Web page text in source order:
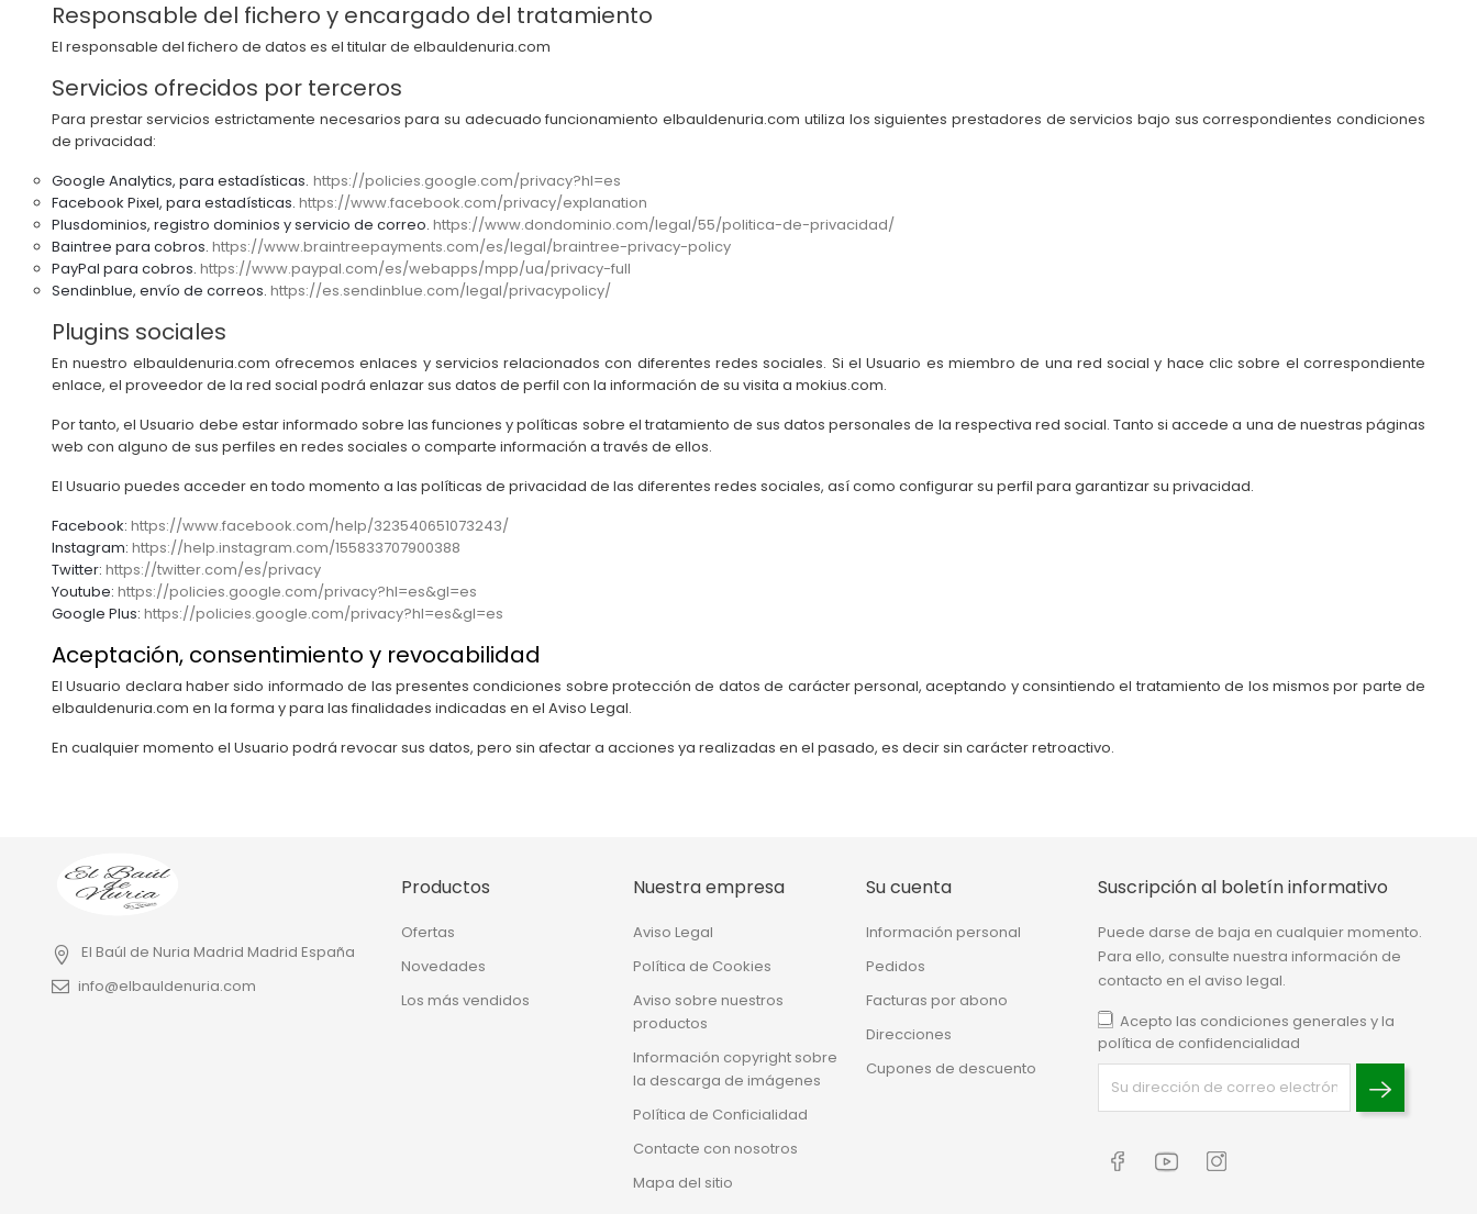
Responsable del fichero y encargado del tratamiento
El responsable del fichero de datos es el titular de elbauldenuria.com
Servicios ofrecidos por terceros
Para prestar servicios estrictamente necesarios para su adecuado funcionamiento elbauldenuria.com utiliza los siguientes prestadores de servicios bajo sus correspondientes condiciones
de privacidad:
Google Analytics, para estadísticas. https://policies.google.com/privacy?hl=es
Facebook Pixel, para estadísticas. https://www.facebook.com/privacy/explanation
Plusdominios, registro dominios y servicio de correo. https://www.dondominio.com/legal/55/politica-de-privacidad/
Baintree para cobros. https://www.braintreepayments.com/es/legal/braintree-privacy-policy
PayPal para cobros. https://www.paypal.com/es/webapps/mpp/ua/privacy-full
Sendinblue, envío de correos. https://es.sendinblue.com/legal/privacypolicy/
Plugins sociales
En nuestro elbauldenuria.com ofrecemos enlaces y servicios relacionados con diferentes redes sociales. Si el Usuario es miembro de una red social y hace clic sobre el correspondiente
enlace, el proveedor de la red social podrá enlazar sus datos de perfil con la información de su visita a mokius.com.
Por tanto, el Usuario debe estar informado sobre las funciones y políticas sobre el tratamiento de sus datos personales de la respectiva red social. Tanto si accede a una de nuestras páginas
web con alguno de sus perfiles en redes sociales o comparte información a través de ellos.
El Usuario puedes acceder en todo momento a las políticas de privacidad de las diferentes redes sociales, así como configurar su perfil para garantizar su privacidad.
Facebook: https://www.facebook.com/help/323540651073243/
Instagram: https://help.instagram.com/155833707900388
Twitter: https://twitter.com/es/privacy
Youtube: https://policies.google.com/privacy?hl=es&gl=es
Google Plus: https://policies.google.com/privacy?hl=es&gl=es
Aceptación, consentimiento y revocabilidad
El Usuario declara haber sido informado de las presentes condiciones sobre protección de datos de carácter personal, aceptando y consintiendo el tratamiento de los mismos por parte de
elbauldenuria.com en la forma y para las finalidades indicadas en el Aviso Legal.
En cualquier momento el Usuario podrá revocar sus datos, pero sin afectar a acciones ya realizadas en el pasado, es decir sin carácter retroactivo.
El Baúl de Nuria Madrid Madrid España
info@elbauldenuria.com
Productos
Ofertas
Novedades
Los más vendidos
Nuestra empresa
Aviso Legal
Política de Cookies
Aviso sobre nuestros
productos
Información copyright sobre
la descarga de imágenes
Política de Conficialidad
Contacte con nosotros
Mapa del sitio
Su cuenta
Información personal
Pedidos
Facturas por abono
Direcciones
Cupones de descuento
Suscripción al boletín informativo
Puede darse de baja en cualquier momento.
Para ello, consulte nuestra información de
contacto en el aviso legal.
Acepto las condiciones generales y la
política de confidencialidad